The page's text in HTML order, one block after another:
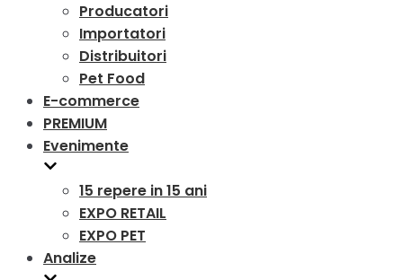
Producatori
Importatori
Distribuitori
Pet Food
E-commerce
PREMIUM
Evenimente
15 repere in 15 ani
EXPO RETAIL
EXPO PET
Analize